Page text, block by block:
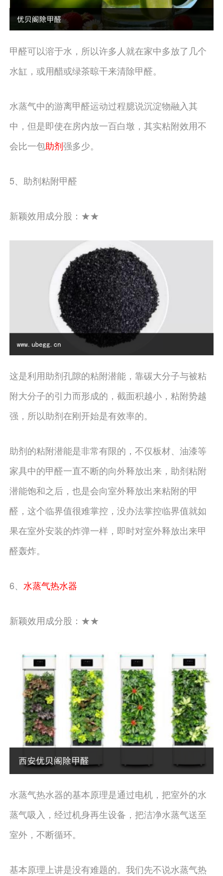
甲醛可以溶于水，所以许多人就在家中多放了几个
水缸，或用醋或绿茶晾干来清除甲醛。
水蒸气中的游离甲醛运动过程臆说沉淀物融入其
中，但是即使在房内放一百白墩，其实粘附效用不
会比一包助剂强多少。
5、助剂粘附甲醛
新颖效用成分股：★★
这是利用助剂孔隙的粘附潜能，靠碳大分子与被粘
附大分子的引力而形成的，截面积越小，粘附势越
强，所以助剂在刚开始是有效率的。
助剂的粘附潜能是非常有限的，不仅板材、油漆等
家具中的甲醛一直不断的向外释放出来，助剂粘附
潜能饱和之后，也是会向室外释放出来粘附的甲
醛，这个临界值很难掌控，没办法掌控临界值就如
果在室外安装的炸弹一样，即时对室外释放出来甲
醛轰炸。
6、 水蒸气热水器
新颖效用成分股：★★
水蒸气热水器的基本原理是通过电机，把室外的水
蒸气吸入，经过机身再生设备，把洁净水蒸气送至
室外，不断循环。
基本原理上讲是没有难题的。我们先不说水蒸气热